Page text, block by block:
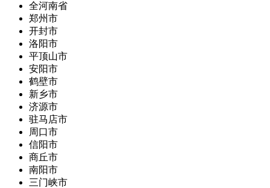
全河南省
郑州市
开封市
洛阳市
平顶山市
安阳市
鹤壁市
新乡市
济源市
驻马店市
周口市
信阳市
商丘市
南阳市
三门峡市